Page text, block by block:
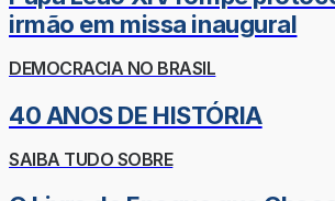
irmão em missa inaugural
DEMOCRACIA NO BRASIL
40 ANOS DE HISTÓRIA
SAIBA TUDO SOBRE